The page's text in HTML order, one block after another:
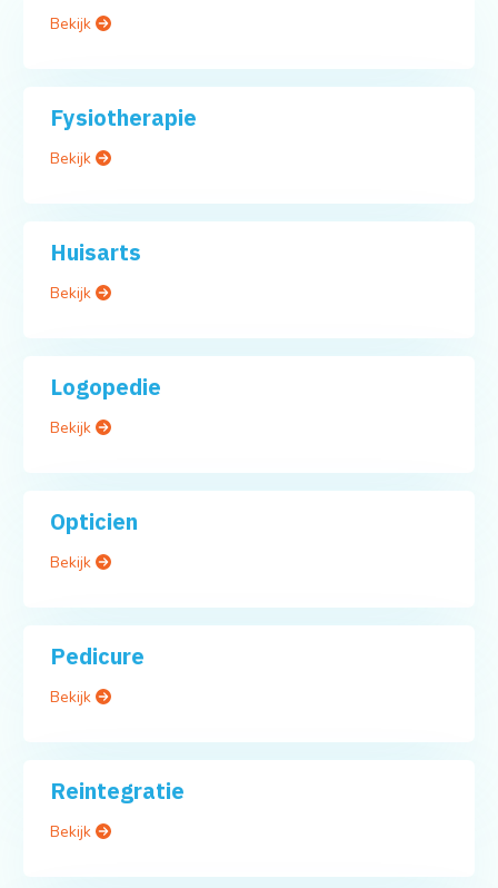
Bekijk
Fysiotherapie
Bekijk
Huisarts
Bekijk
Logopedie
Bekijk
Opticien
Bekijk
Pedicure
Bekijk
Reintegratie
Bekijk